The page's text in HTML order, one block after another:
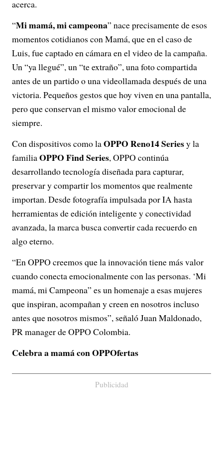
acerca.
“Mi mamá, mi campeona” nace precisamente de esos
momentos cotidianos con Mamá, que en el caso de
Luis, fue captado en cámara en el video de la campaña.
Un “ya llegué”, un “te extraño”, una foto compartida
antes de un partido o una videollamada después de una
victoria. Pequeños gestos que hoy viven en una pantalla,
pero que conservan el mismo valor emocional de
siempre.
Con dispositivos como laOPPO Reno14 Seriesy la
familiaOPPO Find Series, OPPO continúa
desarrollando tecnología diseñada para capturar,
preservar y compartir los momentos que realmente
importan. Desde fotografía impulsada por IA hasta
herramientas de edición inteligente y conectividad
avanzada, la marca busca convertir cada recuerdo en
algo eterno.
“En OPPO creemos que la innovación tiene más valor
cuando conecta emocionalmente con las personas. ‘Mi
mamá, mi Campeona” es un homenaje a esas mujeres
que inspiran, acompañan y creen en nosotros incluso
antes que nosotros mismos”, señaló Juan Maldonado,
PR manager de OPPO Colombia.
Celebra a mamá con OPPOfertas
Publicidad